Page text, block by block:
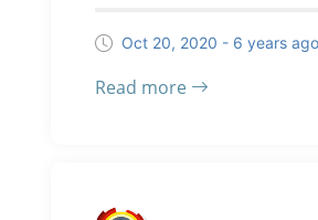
Oct 20, 2020 - 6 years ago
Read more